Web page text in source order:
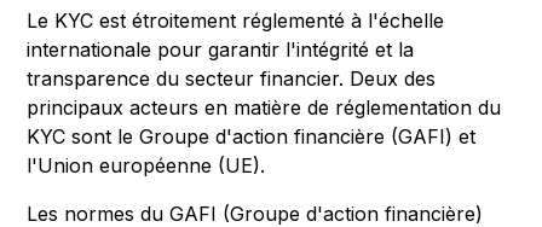
Le KYC est étroitement réglementé à l'échelle
internationale pour garantir l'intégrité et la
transparence du secteur financier. Deux des
principaux acteurs en matière de réglementation du
KYC sont le Groupe d'action financière (GAFI) et
l'Union européenne (UE).
Les normes du GAFI (Groupe d'action financière)